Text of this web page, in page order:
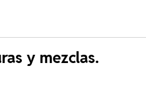
y mezclas.